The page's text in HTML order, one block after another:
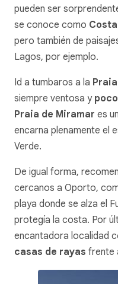
pueden ser
se conoce como
pero también de
Lagos, por ejemplo.
Id a tumbaros a la
siempre ventosa y
Praia de Miramar es
encarna plenamente el
Verde.
De igual forma,
cercanos a Oporto,
playa donde se alza el
protegía la costa. Por
encantadora localidad
casas de rayas frente